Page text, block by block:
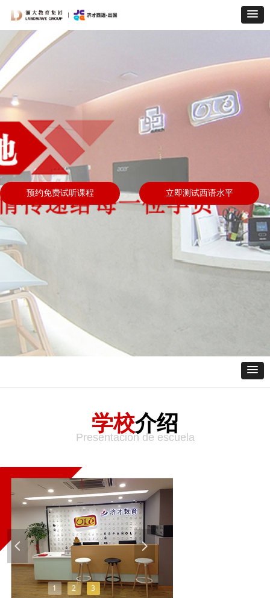
预约免费试听课程 立即测试西语水平
学校介绍
Presentación de escuela
1 2 3
넳 넲